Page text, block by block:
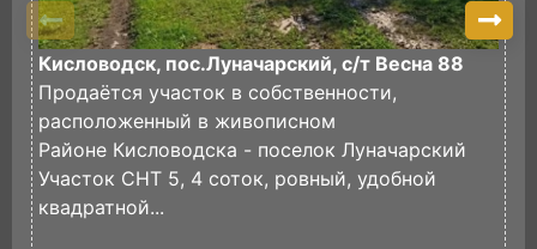
Кисловодск, пос.Луначарский, с/т Весна 88
Продаётся участок в собственности,
расположенный в живописном
Районе Кисловодска - поселок Луначарский
Участок СНТ 5, 4 соток, ровный, удобной
квадратной...